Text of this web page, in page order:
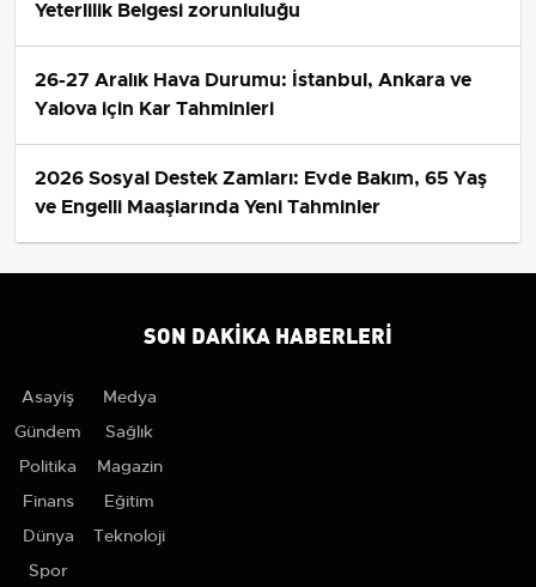
Yeterlilik Belgesi zorunluluğu
26-27 Aralık Hava Durumu: İstanbul, Ankara ve
Yalova için Kar Tahminleri
2026 Sosyal Destek Zamları: Evde Bakım, 65 Yaş
ve Engelli Maaşlarında Yeni Tahminler
SON DAKIKA HABERLERI
Asayiş
Gündem
Politika
Finans
Dünya
Spor
Medya
Sağlık
Magazin
Eğitim
Teknoloji